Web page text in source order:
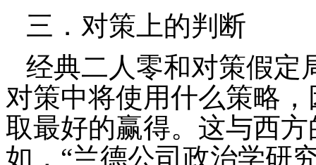
三．对策上的判断
经典二人零和对策假定
对策中将使用什么策略
取最好的赢得。这与西
如，“兰德公司政治学研